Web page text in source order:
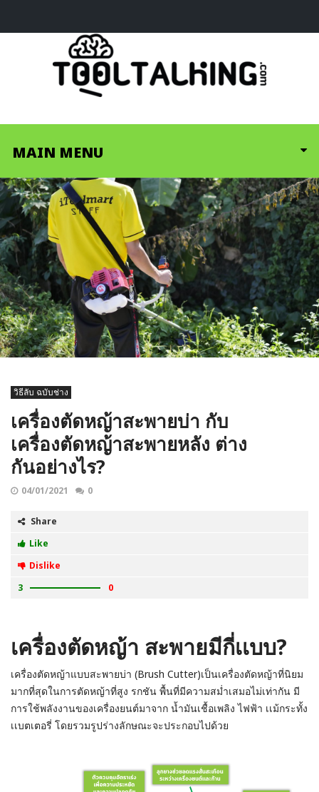
MAIN MENU
วิธีลับ ฉบับช่าง
เครื่องตัดหญ้าสะพายบ่า กับ
เครื่องตัดหญ้าสะพายหลัง ต่าง
กันอย่างไร?
04/01/2021 0
Share
Like
Dislike
3
0
เครื่องตัดหญ้า สะพายมีกี่เเบบ?
เครื่องตัดหญ้าแบบสะพายบ่า (Brush Cutter)เป็นเครื่องตัดหญ้าที่นิยม
มากที่สุดในการตัดหญ้าที่สูง รกชัน พื้นที่มีความสม่ำเสมอไม่เท่ากัน มี
การใช้พลังงานของเครื่องยนต์มาจาก น้ำมันเชื้อเพลิง ไฟฟ้า เเม้กระทั้ง
เเบตเตอรี่ โดยรวมรูปร่างลักษณะจะประกอบไปด้วย